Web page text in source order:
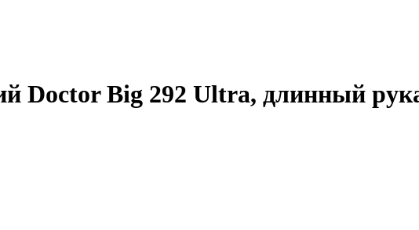
Doctor Big 292 Ultra, длинный